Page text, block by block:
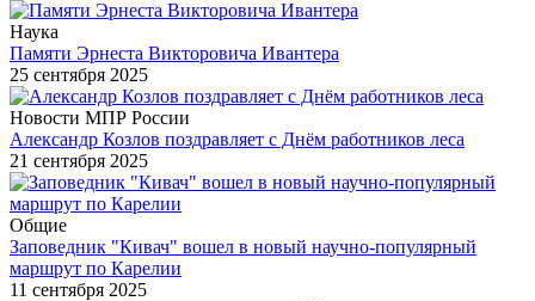
Наука
Памяти Эрнеста Викторовича Ивантера
25 сентября 2025
Новости МПР России
Александр Козлов поздравляет с Днём работников леса
21 сентября 2025
Общие
Заповедник "Кивач" вошел в новый научно-популярный
маршрут по Карелии
11 сентября 2025